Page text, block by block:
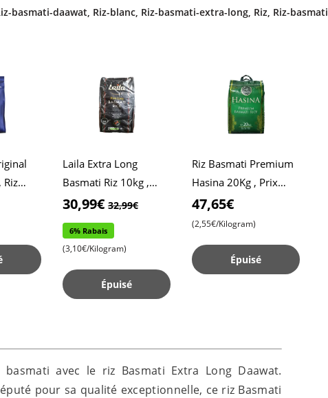
basmati-daawat, Riz-blanc, Riz-basmati-extra-long, Riz, Riz-basmati
Riz
Laila Extra Long
Basmati Riz 10kg ,
Xtra Long Riz , Riz
30,99€ 32,99€
6% Rabais
(3,10€/Kilogram)
Épuisé
Riz Basmati Premium
Hasina 20Kg , Prix
abordable , Qualité
premium , Extase
47,65€
(2,55€/Kilogram)
Épuisé
basmati avec le riz Basmati Extra Long Daawat.
pour sa qualité exceptionnelle, ce riz Basmati